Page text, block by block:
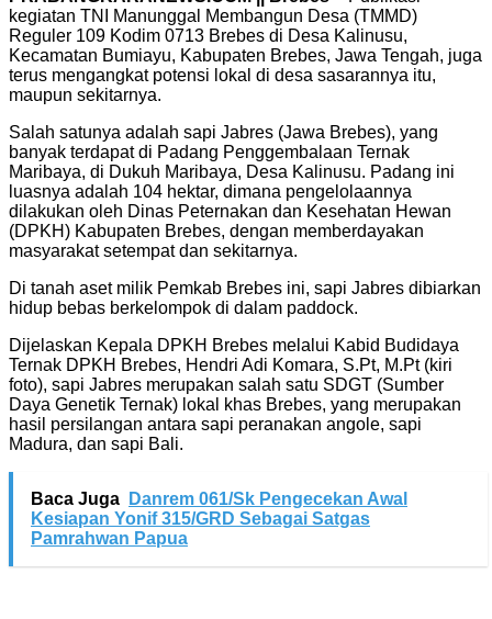
kegiatan TNI Manunggal Membangun Desa (TMMD)
Reguler 109 Kodim 0713 Brebes di Desa Kalinusu,
Kecamatan Bumiayu, Kabupaten Brebes, Jawa Tengah, juga
terus mengangkat potensi lokal di desa sasarannya itu,
maupun sekitarnya.
Salah satunya adalah sapi Jabres (Jawa Brebes), yang
banyak terdapat di Padang Penggembalaan Ternak
Maribaya, di Dukuh Maribaya, Desa Kalinusu. Padang ini
luasnya adalah 104 hektar, dimana pengelolaannya
dilakukan oleh Dinas Peternakan dan Kesehatan Hewan
(DPKH) Kabupaten Brebes, dengan memberdayakan
masyarakat setempat dan sekitarnya.
Di tanah aset milik Pemkab Brebes ini, sapi Jabres dibiarkan
hidup bebas berkelompok di dalam paddock.
Dijelaskan Kepala DPKH Brebes melalui Kabid Budidaya
Ternak DPKH Brebes, Hendri Adi Komara, S.Pt, M.Pt (kiri
foto), sapi Jabres merupakan salah satu SDGT (Sumber
Daya Genetik Ternak) lokal khas Brebes, yang merupakan
hasil persilangan antara sapi peranakan angole, sapi
Madura, dan sapi Bali.
Baca Juga
Danrem 061/Sk Pengecekan Awal
Kesiapan Yonif 315/GRD Sebagai Satgas
Pamrahwan Papua